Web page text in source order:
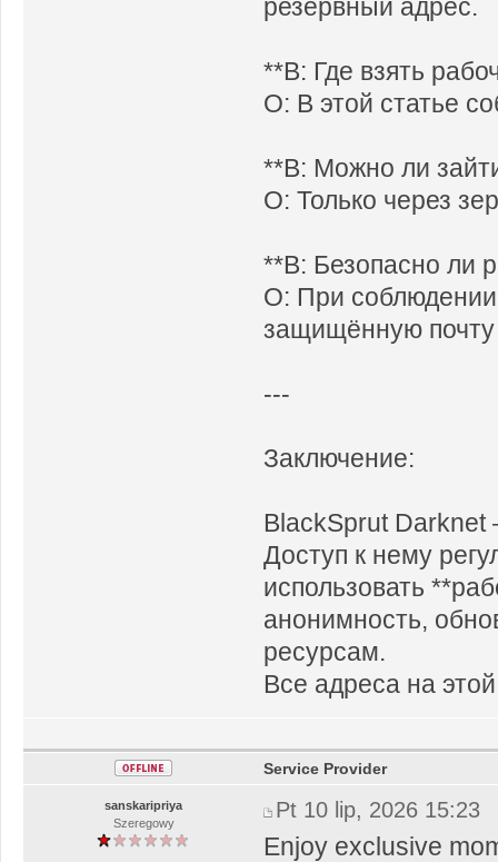
резервный адрес.
**В: Где взять
О: В этой статье
**В: Можно ли
О: Только через
**В: Безопасно ли
О: При
защищённую почту
---
Заключение:
BlackSprut Darknet
Доступ к нему
использовать
анонимность,
ресурсам.
Все адреса на
sanskaripriya
Szeregowy
Service Provider
Pt 10 lip, 2026 15:23
Enjoy exclusive